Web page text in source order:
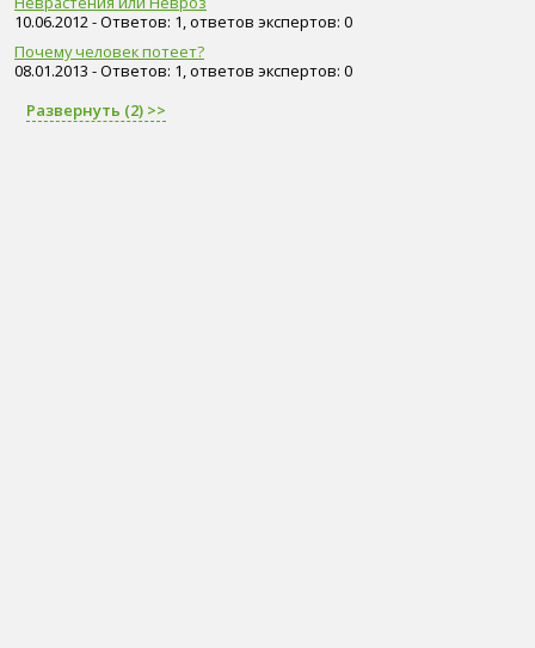
10.06.2012 - Ответов: 1, ответов экспертов: 0
Почему человек потеет?
08.01.2013 - Ответов: 1, ответов экспертов: 0
Развернуть (2) >>